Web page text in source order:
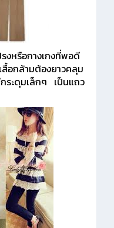
งหรือกางเกงที่พอดี
สื้อกล้ามต้องยาวคลุม
ระดุมเล็กๆ เป็นแถว